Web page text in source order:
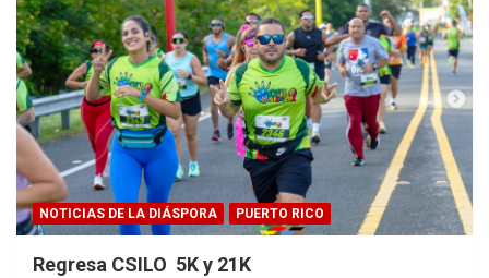
NOTICIAS DE LA DIÁSPORA PUERTO RICO
Regresa CSILO 5K y 21K